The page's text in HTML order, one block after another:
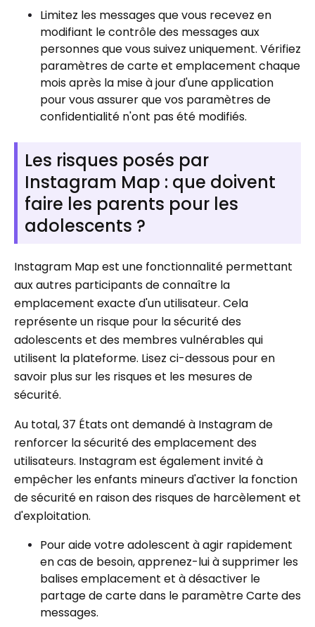
Limitez les messages que vous recevez en
modifiant le contrôle des messages aux
personnes que vous suivez uniquement. Vérifiez
paramètres de carte et emplacement chaque
mois après la mise à jour d'une application
pour vous assurer que vos paramètres de
confidentialité n'ont pas été modifiés.
Les risques posés par
Instagram Map : que doivent
faire les parents pour les
adolescents ?
Instagram Map est une fonctionnalité permettant
aux autres participants de connaître la
emplacement exacte d'un utilisateur. Cela
représente un risque pour la sécurité des
adolescents et des membres vulnérables qui
utilisent la plateforme. Lisez ci-dessous pour en
savoir plus sur les risques et les mesures de
sécurité.
Au total, 37 États ont demandé à Instagram de
renforcer la sécurité des emplacement des
utilisateurs. Instagram est également invité à
empêcher les enfants mineurs d'activer la fonction
de sécurité en raison des risques de harcèlement et
d'exploitation.
Pour aide votre adolescent à agir rapidement
en cas de besoin, apprenez-lui à supprimer les
balises emplacement et à désactiver le
partage de carte dans le paramètre Carte des
messages.